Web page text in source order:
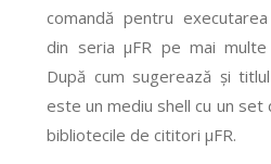
comandă pentru
din seria μFR pe mai
După cum sugerează și
este un mediu shell cu un
bibliotecile de cititori μFR.